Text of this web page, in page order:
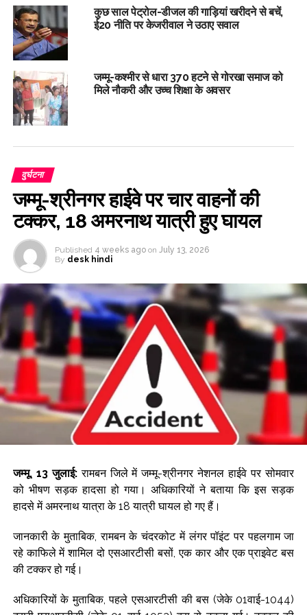
कुछ साल पेट्रोल-डीजल की गाड़ियां खरीदने से बचें,
ई20 नीति पर केजरीवाल ने उठाए सवाल
जम्मू-कश्मीर से धारा 370 हटने से गोरखा समाज को
मिले नौकरी और उच्च शिक्षा के अवसर
दुर्घटना
जम्मू-श्रीनगर हाईवे पर चार वाहनों की
टक्कर, 18 अमरनाथ यात्री हुए घायल
Published 4 weeks ago on July 13, 2026
By desk hindi
जम्मू, 13 जुलाई:रामबन जिले में जम्मू-श्रीनगर नेशनल हाईवे पर सोमवार
को भीषण सड़क हादसा हो गया। अधिकारियों ने बताया कि इस सड़क
हादसे में अमरनाथ यात्रा के 18 यात्री घायल हो गए हैं।
जानकारी के मुताबिक, रामबन के चंदरकोट में लंगर पॉइंट पर पहलगाम जा
रहे काफिले में शामिल दो एसआरटीसी बसों, एक कार और एक प्राइवेट बस
की टक्कर हो गई।
अधिकारियों के मुताबिक, पहले एसआरटीसी की बस (जेके 01वाई-1044)